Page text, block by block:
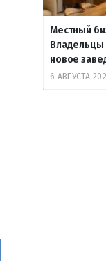
Местный
Владельцы
новое
6 АВГУСТА